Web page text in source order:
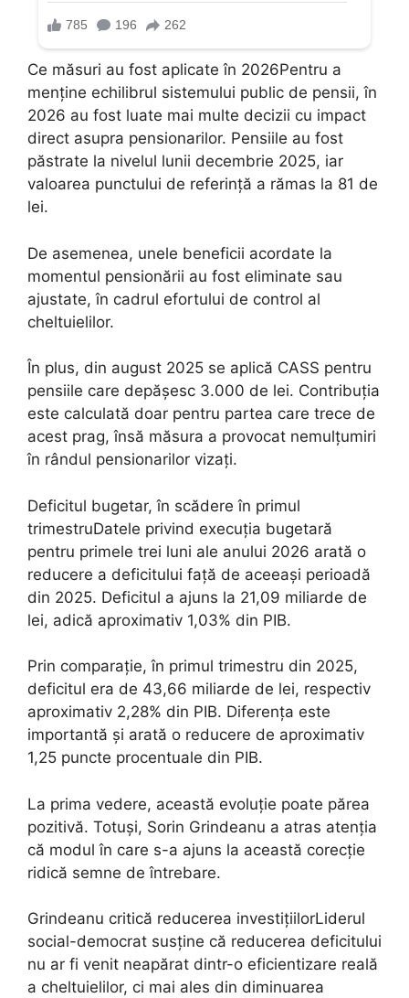
Ce măsuri au fost aplicate în 2026Pentru a
menține echilibrul sistemului public de pensii, în
2026 au fost luate mai multe decizii cu impact
direct asupra pensionarilor. Pensiile au fost
păstrate la nivelul lunii decembrie 2025, iar
valoarea punctului de referință a rămas la 81 de
lei.
De asemenea, unele beneficii acordate la
momentul pensionării au fost eliminate sau
ajustate, în cadrul efortului de control al
cheltuielilor.
În plus, din august 2025 se aplică CASS pentru
pensiile care depășesc 3.000 de lei. Contribuția
este calculată doar pentru partea care trece de
acest prag, însă măsura a provocat nemulțumiri
în rândul pensionarilor vizați.
Deficitul bugetar, în scădere în primul
trimestruDatele privind execuția bugetară
pentru primele trei luni ale anului 2026 arată o
reducere a deficitului față de aceeași perioadă
din 2025. Deficitul a ajuns la 21,09 miliarde de
lei, adică aproximativ 1,03% din PIB.
Prin comparație, în primul trimestru din 2025,
deficitul era de 43,66 miliarde de lei, respectiv
aproximativ 2,28% din PIB. Diferența este
importantă și arată o reducere de aproximativ
1,25 puncte procentuale din PIB.
La prima vedere, această evoluție poate părea
pozitivă. Totuși, Sorin Grindeanu a atras atenția
că modul în care s-a ajuns la această corecție
ridică semne de întrebare.
Grindeanu critică reducerea investițiilorLiderul
social-democrat susține că reducerea deficitului
nu ar fi venit neapărat dintr-o eficientizare reală
a cheltuielilor, ci mai ales din diminuarea